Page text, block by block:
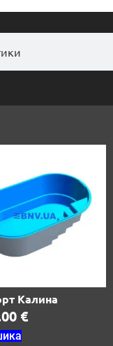
Калина
€